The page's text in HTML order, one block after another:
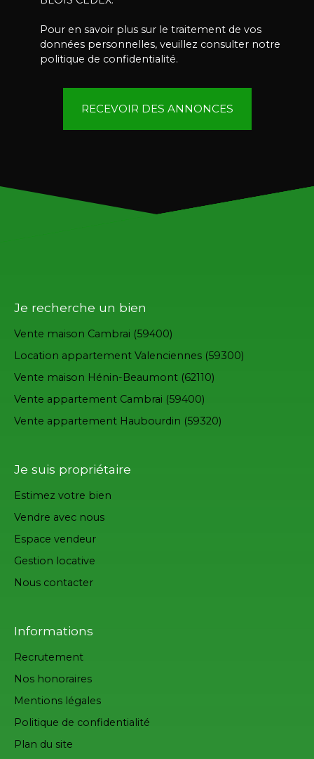
Pour en savoir plus sur le traitement de vos
données personnelles, veuillez consulter notre
politique de confidentialité.
RECEVOIR DES ANNONCES
Je recherche un bien
Vente maison Cambrai (59400)
Location appartement Valenciennes (59300)
Vente maison Hénin-Beaumont (62110)
Vente appartement Cambrai (59400)
Vente appartement Haubourdin (59320)
Je suis propriétaire
Estimez votre bien
Vendre avec nous
Espace vendeur
Gestion locative
Nous contacter
Informations
Recrutement
Nos honoraires
Mentions légales
Politique de confidentialité
Plan du site